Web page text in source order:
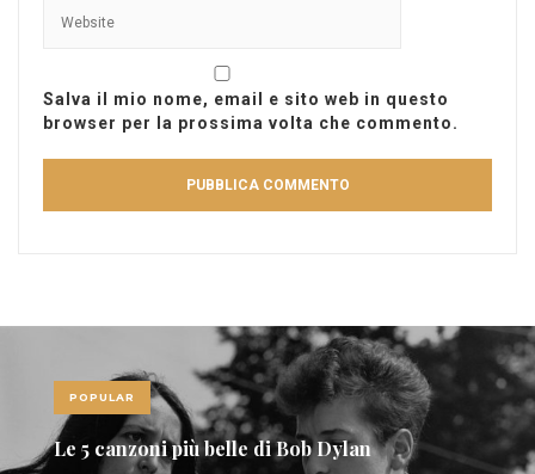
Salva il mio nome, email e sito web in questo
browser per la prossima volta che commento.
POPULAR
Le 5 canzoni più belle di Bob Dylan